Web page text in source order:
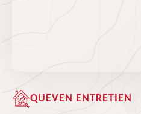
QUEVEN ENTRETIEN